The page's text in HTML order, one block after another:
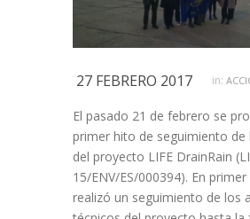
27 FEBRERO 2017 in:
El pasado 21 de febrero se
primer hito de seguimiento de
del proyecto LIFE DrainRain
15/ENV/ES/000394). En
realizó un seguimiento de los